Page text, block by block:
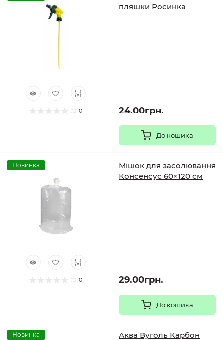
0
пляшки Росинка
24.00грн.
До кошика
Новинка
0
Мішок для засолювання
Консенсус 60×120 см
29.00грн.
До кошика
Новинка
Аква Вуголь Карбон